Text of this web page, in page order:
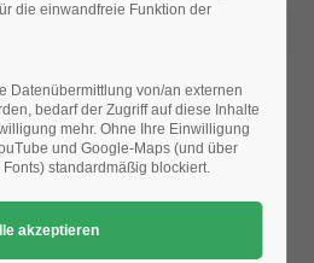
(GMT +1)
Baumpfleger erkunden
Aachener Baumstandorte
Auf einer Exkursion des FvB
Stadtbetriebe vom 9. bis 12. Juli
2026 eine beeindruckende
die einwandfreie Funktion der
Datenübermittlung von/an externen
bedarf der Zugriff auf diese Inhalte
mehr. Ohne Ihre Einwilligung
und Google-Maps (und über
standardmäßig blockiert.